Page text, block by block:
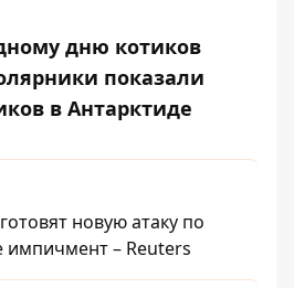
дню котиков
показали
в Антарктиде
новую атаку по
импичмент – Reuters